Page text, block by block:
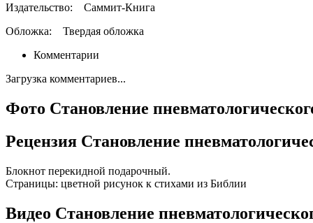
Издательство:
Саммит-Книга
Обложка: Твердая обложка
Комментарии
Загрузка комментариев...
Фото Становление
Рецензия Становление
Блокнот перекидной подарочный.
Страницы: цветной рисунок к стихами из Библии
Видео Становление